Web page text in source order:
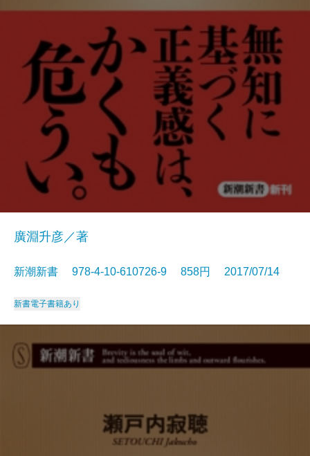
廣淵升彦／著
新潮新書 978-4-10-610726-9 858円 2017/07/14
新書電子書籍あり